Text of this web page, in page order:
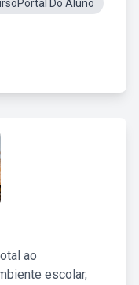
Do Aluno
ao
escolar,